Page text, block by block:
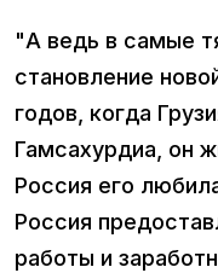
"А ведь в самые
становление
годов, когда
Гамсахурдиа, он
Россия его
Россия
работы и